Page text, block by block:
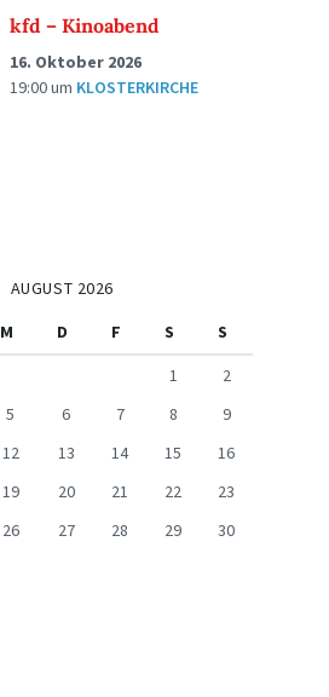
kfd – Kinoabend
16. Oktober 2026
19:00um KLOSTERKIRCHE
AUGUST 2026
M D F S
S
1
2
5 6 7 8
9
12 13 14 15
16
19 20 21 22
23
26 27 28 29
30